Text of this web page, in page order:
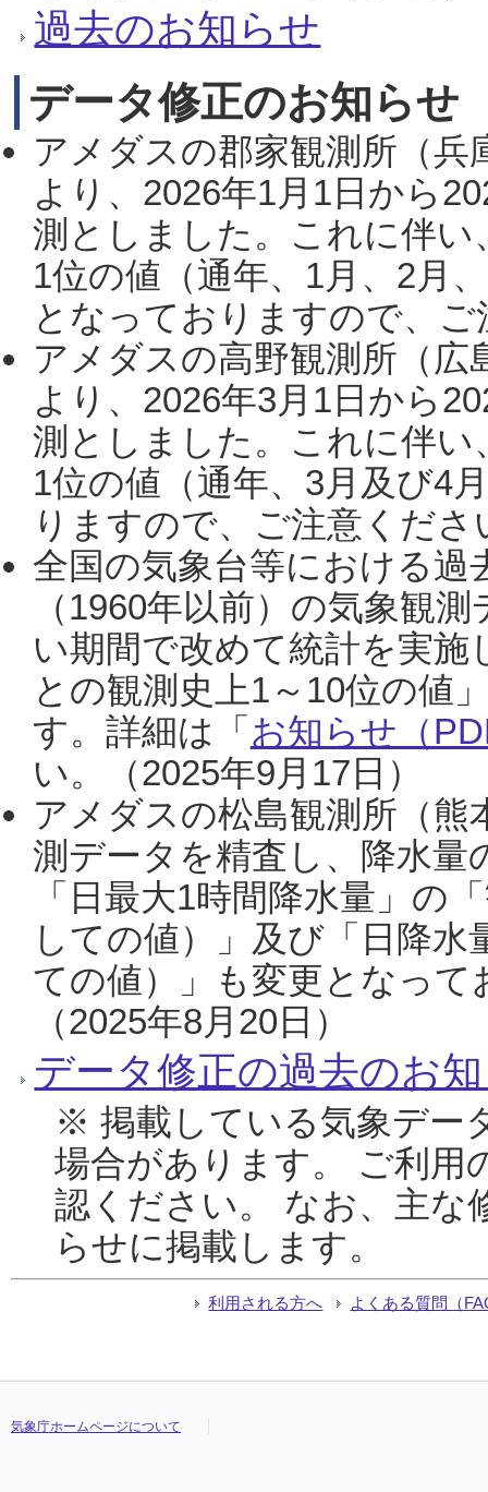
過去のお知らせ
データ修正のお知らせ
アメダスの郡家観測所（
より、2026年1月1日から
測としました。これに伴い
1位の値（通年、1月、2月
となっておりますので、
アメダスの高野観測所（
より、2026年3月1日から
測としました。これに伴い
1位の値（通年、3月及び4
りますので、ご注意くだ
全国の気象台等における過
（1960年以前）の気象観
い期間で改めて統計を実
との観測史上1～10位の値
す。詳細は「 お知らせ（
い。（2025年9月17日）
アメダスの松島観測所（熊
測データを精査し、降水
「日最大1時間降水量」の
しての値）」及び「日降
ての値）」も変更となっ
（2025年8月20日）
データ修正の過去のお
※ 掲載している気象デー
場合があります。 ご利用
認ください。 なお、主な
らせに掲載します。
利用される方へ よくある質問（
気象庁ホームページについて